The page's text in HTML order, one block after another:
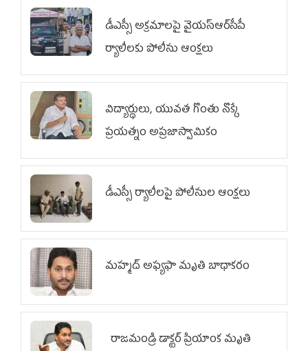
డీఎస్సీ అక్రమాలపై వైయ‌స్ఆర్‌సీపీ
ర్యాలీలకు పోలీసు ఆంక్షలు
విద్యార్థులు, యువత గొంతు నొక్కే
ప్రయత్నం అప్రజాస్వామికం
డీఎస్సీ ర్యాలీలపై పోలీసుల ఆంక్షలు
మహ్మద్‌ అఫ్యఫా మృతి బాధాకరం
రాజమండ్రి డాక్టర్‌ ప్రియాంక మృతి